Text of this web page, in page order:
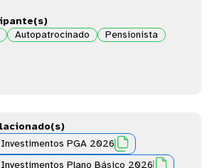
Autopatrocinado
Pensionista
PGA 2026
Plano Básico 2026